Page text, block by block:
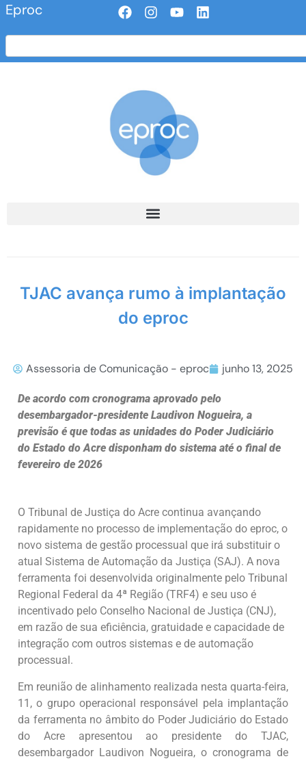
Eproc
TJAC avança rumo à implantação
do eproc
Assessoria de Comunicação - eproc junho 13, 2025
De acordo com cronograma aprovado pelo
desembargador-presidente Laudivon Nogueira, a
previsão é que todas as unidades do Poder Judiciário
do Estado do Acre disponham do sistema até o final de
fevereiro de 2026
O Tribunal de Justiça do Acre continua avançando
rapidamente no processo de implementação do eproc, o
novo sistema de gestão processual que irá substituir o
atual Sistema de Automação da Justiça (SAJ). A nova
ferramenta foi desenvolvida originalmente pelo Tribunal
Regional Federal da 4ª Região (TRF4) e seu uso é
incentivado pelo Conselho Nacional de Justiça (CNJ),
em razão de sua eficiência, gratuidade e capacidade de
integração com outros sistemas e de automação
processual.
Em reunião de alinhamento realizada nesta quarta-feira,
11, o grupo operacional responsável pela implantação
da ferramenta no âmbito do Poder Judiciário do Estado
do Acre apresentou ao presidente do TJAC,
desembargador Laudivon Nogueira, o cronograma de